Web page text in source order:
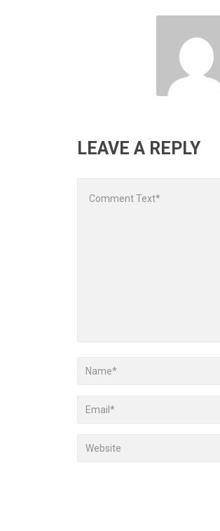
LEAVE A REPLY